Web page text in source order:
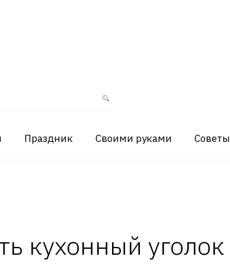
Праздник Своими руками Советы
кухонный уголок